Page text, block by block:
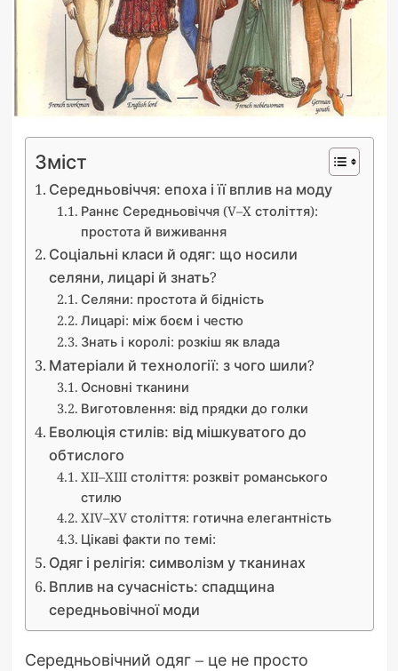
Зміст
Середньовіччя: епоха і її вплив на моду
Раннє Середньовіччя (V–X століття):
простота й виживання
Соціальні класи й одяг: що носили
селяни, лицарі й знать?
Селяни: простота й бідність
Лицарі: між боєм і честю
Знать і королі: розкіш як влада
Матеріали й технології: з чого шили?
Основні тканини
Виготовлення: від прядки до голки
Еволюція стилів: від мішкуватого до
обтислого
XII–XIII століття: розквіт романського
стилю
XIV–XV століття: готична елегантність
Цікаві факти по темі:
Одяг і релігія: символізм у тканинах
Вплив на сучасність: спадщина
середньовічної моди
Середньовічний одяг – це не просто